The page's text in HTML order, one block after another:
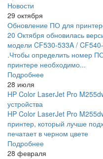
Новости
29 октября
Обновление ПО для
20 Октября обновилась
модели CF530-533A /
.Чтобы определить номер
принтере необходимо...
Подробнее
28 июля
HP Color LaserJet Pro
устройства
HP Color LaserJet Pro
принтер, который лучше
печатает в черном цвете
Подробнее
28 февраля